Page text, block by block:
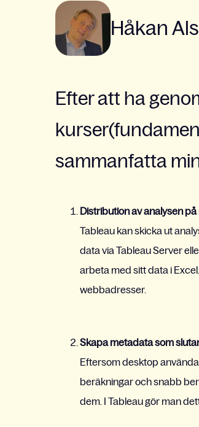
Håkan
Efter att ha
sammanfatta
Distribution av analysen
Tableau kan skicka ut
data via Tableau Server
arbeta med sitt data i
webbadresser.
Skapa metadata som
Eftersom desktop
beräkningar och snabb
dem. I Tableau gör man